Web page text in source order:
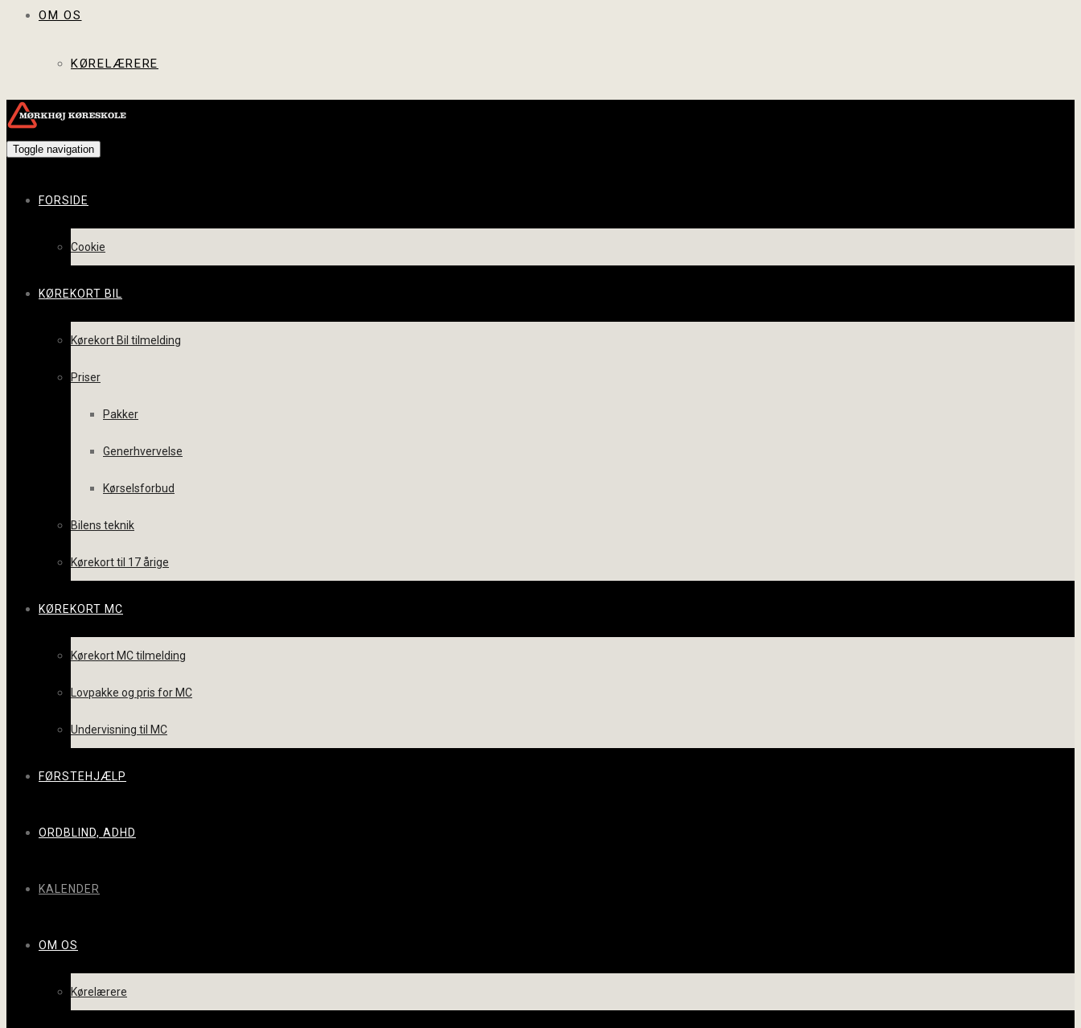
OM OS
KØRELÆRERE
Toggle navigation
FORSIDE
Cookie
KØREKORT BIL
Kørekort Bil tilmelding
Priser
Pakker
Generhvervelse
Kørselsforbud
Bilens teknik
Kørekort til 17 årige
KØREKORT MC
Kørekort MC tilmelding
Lovpakke og pris for MC
Undervisning til MC
FØRSTEHJÆLP
ORDBLIND, ADHD
KALENDER
OM OS
Kørelærere